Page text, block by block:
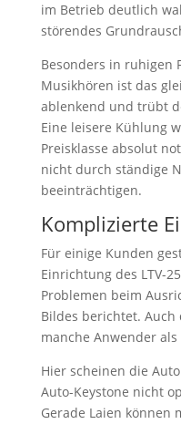
im Betrieb deutlich
störendes
Besonders in ruhigen
Musikhören ist das
ablenkend und trübt
Eine leisere Kühlung
Preisklasse absolut
nicht durch ständige
beeinträchtigen.
Komplizierte
Für einige Kunden
Einrichtung des LTV-
Problemen beim
Bildes berichtet.
manche Anwender
Hier scheinen die
Auto-Keystone nicht
Gerade Laien können